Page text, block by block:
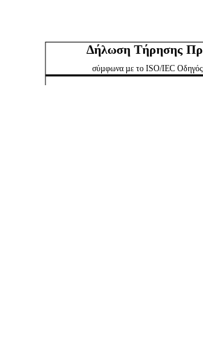
∆ήλωση Τήρησης
σύµφωνα µε το ISO/IEC